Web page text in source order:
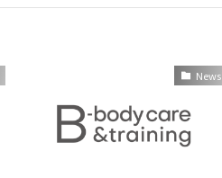
News